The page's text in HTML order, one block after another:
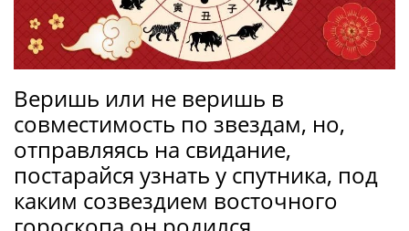
Веришь или не веришь в
совместимость по звездам, но,
отправляясь на свидание,
постарайся узнать у спутника, под
каким созвездием восточного